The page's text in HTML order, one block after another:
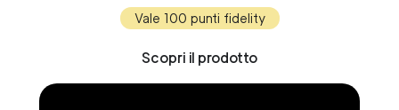
Vale 100 punti fidelity
Scopri il prodotto